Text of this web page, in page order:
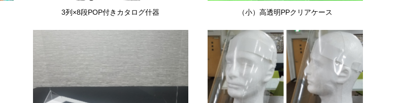
3列×8段POP付きカタログ什器 （小）高透明PPクリアケース